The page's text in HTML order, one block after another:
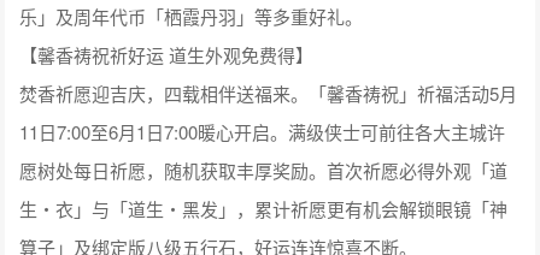
乐」及周年代币「栖霞丹羽」等多重好礼。
【馨香祷祝祈好运 道生外观免费得】
焚香祈愿迎吉庆，四载相伴送福来。「馨香祷祝」祈福活动5月
11日7:00至6月1日7:00暖心开启。满级侠士可前往各大主城许
愿树处每日祈愿，随机获取丰厚奖励。首次祈愿必得外观「道
生・衣」与「道生・黑发」，累计祈愿更有机会解锁眼镜「神
算子」及绑定版八级五行石，好运连连惊喜不断。